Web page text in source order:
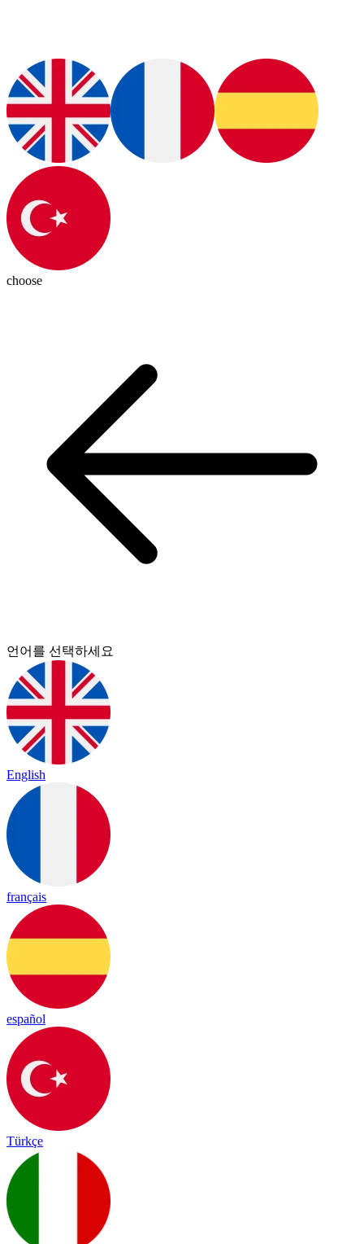
choose
언어를 선택하세요
English
français
español
Türkçe